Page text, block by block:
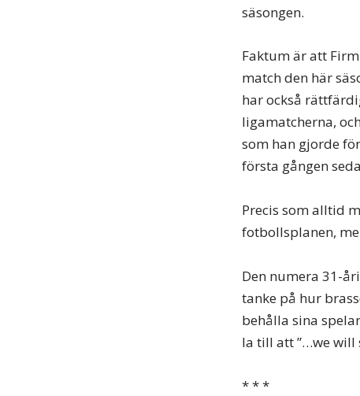
säsongen.
Faktum är att
match den här
har också
ligamatcherna,
som han gjorde
första gången
Precis som alltid
fotbollsplanen,
Den numera 31-
tanke på hur
behålla sina
la till att ”…we will
* * *